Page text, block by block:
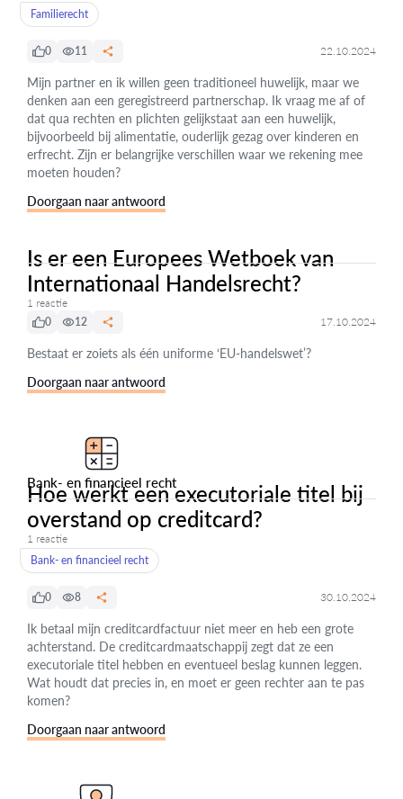
Familierecht
0 11 22.10.2024
Mijn partner en ik willen geen traditioneel huwelijk, maar we
denken aan een geregistreerd partnerschap. Ik vraag me af of
dat qua rechten en plichten gelijkstaat aan een huwelijk,
bijvoorbeeld bij alimentatie, ouderlijk gezag over kinderen en
erfrecht. Zijn er belangrijke verschillen waar we rekening mee
moeten houden?
Doorgaan naar antwoord
Is er een Europees Wetboek van
Internationaal Handelsrecht?
1 reactie
0
12 17.10.2024
Bestaat er zoiets als één uniforme ‘EU-handelswet’?
Doorgaan naar antwoord
Bank- en financieel recht
Hoe werkt een executoriale titel bij
overstand op creditcard?
1 reactie
Bank- en financieel recht
0 8 30.10.2024
Ik betaal mijn creditcardfactuur niet meer en heb een grote
achterstand. De creditcardmaatschappij zegt dat ze een
executoriale titel hebben en eventueel beslag kunnen leggen.
Wat houdt dat precies in, en moet er geen rechter aan te pas
komen?
Doorgaan naar antwoord